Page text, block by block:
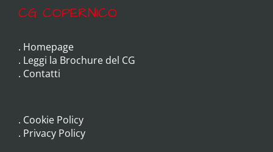
CG COPERNICO
. Homepage
. Leggi la Brochure del CG
. Contatti
. Cookie Policy
. Privacy Policy